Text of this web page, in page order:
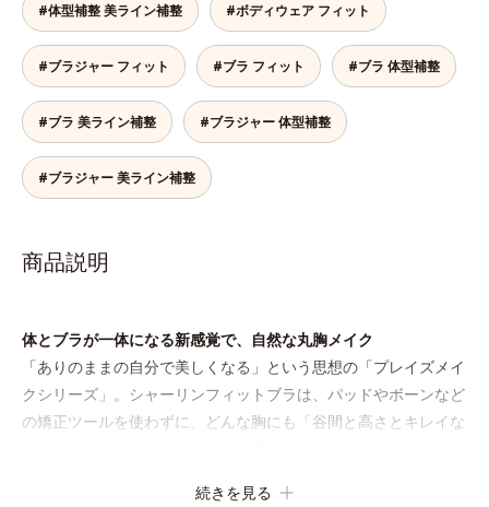
#体型補整 美ライン補整 #ボディウェア フィット
#ブラジャー フィット #ブラ フィット #ブラ 体型補整
#ブラ 美ライン補整 #ブラジャー 体型補整
#ブラジャー 美ライン補整
商品説明
体とブラが一体になる新感覚で、自然な丸胸メイク
「ありのままの自分で美しくなる」という思想の「プレイズメイ
クシリーズ」。シャーリンフィットブラは、パッドやボーンなど
の矯正ツールを使わずに、どんな胸にも「谷間と高さとキレイな
続きを見る